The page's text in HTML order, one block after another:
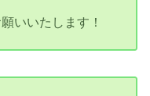
いいたします！